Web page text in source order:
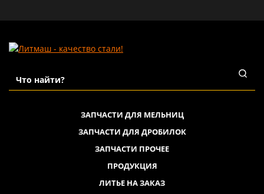
ЗАПЧАСТИ ДЛЯ МЕЛЬНИЦ
ЗАПЧАСТИ ДЛЯ ДРОБИЛОК
ЗАПЧАСТИ ПРОЧЕЕ
ПРОДУКЦИЯ
ЛИТЬЕ НА ЗАКАЗ